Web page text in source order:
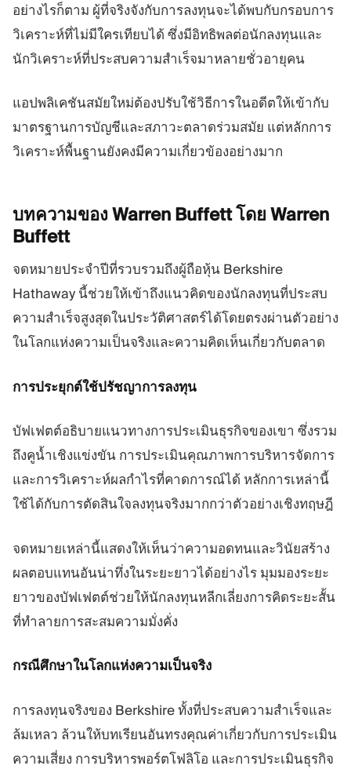
อย่างไรก็ตาม ผู้ที่จริงจังกับการลงทุนจะได้พบกับกรอบการ
วิเคราะห์ที่ไม่มีใครเทียบได้ ซึ่งมีอิทธิพลต่อนักลงทุนและ
นักวิเคราะห์ที่ประสบความสำเร็จมาหลายชั่วอายุคน
แอปพลิเคชันสมัยใหม่ต้องปรับใช้วิธีการในอดีตให้เข้ากับ
มาตรฐานการบัญชีและสภาวะตลาดร่วมสมัย แต่หลักการ
วิเคราะห์พื้นฐานยังคงมีความเกี่ยวข้องอย่างมาก
บทความของ Warren Buffett โดย Warren
Buffett
จดหมายประจำปีที่รวบรวมถึงผู้ถือหุ้น Berkshire
Hathaway นี้ช่วยให้เข้าถึงแนวคิดของนักลงทุนที่ประสบ
ความสำเร็จสูงสุดในประวัติศาสตร์ได้โดยตรงผ่านตัวอย่าง
ในโลกแห่งความเป็นจริงและความคิดเห็นเกี่ยวกับตลาด
การประยุกต์ใช้ปรัชญาการลงทุน
บัฟเฟตต์อธิบายแนวทางการประเมินธุรกิจของเขา ซึ่งรวม
ถึงคูน้ำเชิงแข่งขัน การประเมินคุณภาพการบริหารจัดการ
และการวิเคราะห์ผลกำไรที่คาดการณ์ได้ หลักการเหล่านี้
ใช้ได้กับการตัดสินใจลงทุนจริงมากกว่าตัวอย่างเชิงทฤษฎี
จดหมายเหล่านี้แสดงให้เห็นว่าความอดทนและวินัยสร้าง
ผลตอบแทนอันน่าทึ่งในระยะยาวได้อย่างไร มุมมองระยะ
ยาวของบัฟเฟตต์ช่วยให้นักลงทุนหลีกเลี่ยงการคิดระยะสั้น
ที่ทำลายการสะสมความมั่งคั่ง
กรณีศึกษาในโลกแห่งความเป็นจริง
การลงทุนจริงของ Berkshire ทั้งที่ประสบความสำเร็จและ
ล้มเหลว ล้วนให้บทเรียนอันทรงคุณค่าเกี่ยวกับการประเมิน
ความเสี่ยง การบริหารพอร์ตโฟลิโอ และการประเมินธุรกิจ